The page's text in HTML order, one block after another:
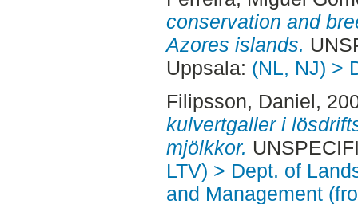
conservation and
Azores islands.
Uppsala: (NL, NJ) >
Filipsson, Daniel,
kulvertgaller i
mjölkkor.
LTV) > Dept. of
and Management